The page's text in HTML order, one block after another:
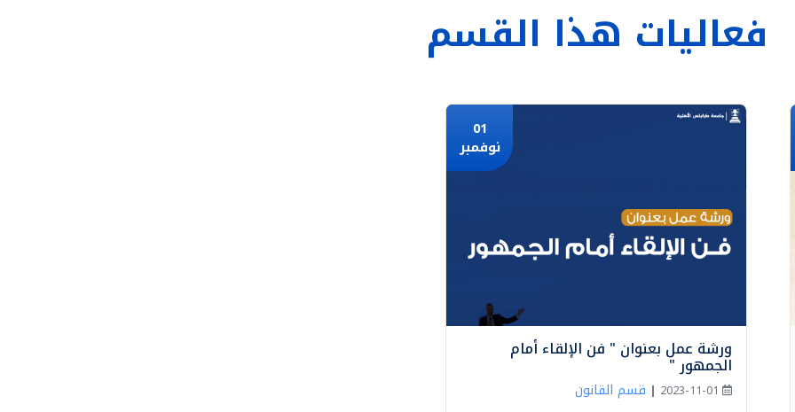
فعاليات هذا القسم
01
نوفمبر
ورشة عمل بعنوان " فن الإلقاء أمام
الجمهور "
2023-11-01
| قسم القانون